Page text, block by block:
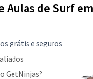
Aulas de Surf em
grátis e seguros
GetNinjas?